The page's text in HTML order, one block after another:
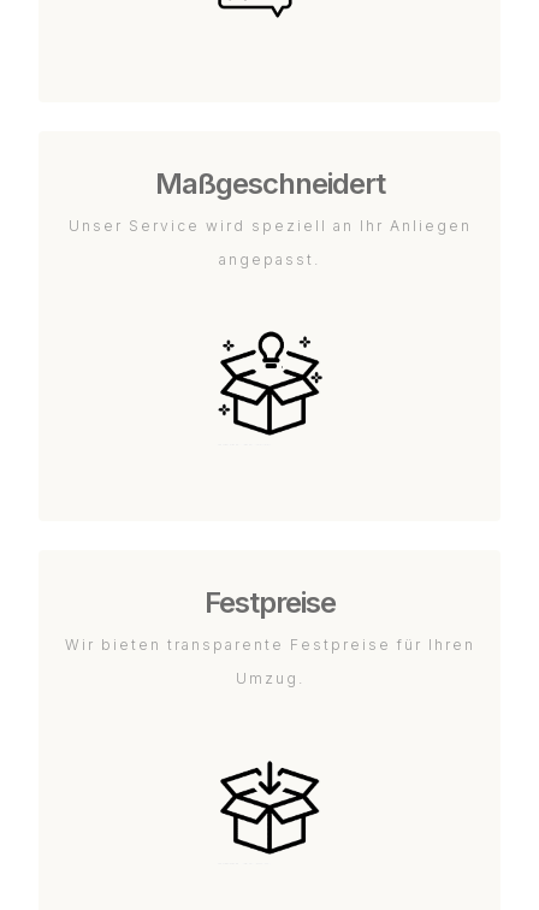
Maßgeschneidert
Unser Service wird speziell an Ihr Anliegen
angepasst.
Festpreise
Wir bieten transparente Festpreise für Ihren
Umzug.